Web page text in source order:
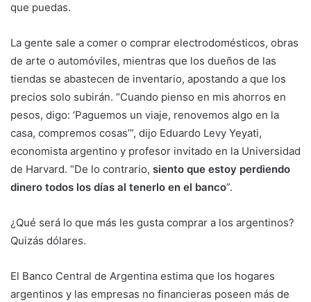
que puedas.
La gente sale a comer o comprar electrodomésticos, obras
de arte o automóviles, mientras que los dueños de las
tiendas se abastecen de inventario, apostando a que los
precios solo subirán. “Cuando pienso en mis ahorros en
pesos, digo: ‘Paguemos un viaje, renovemos algo en la
casa, compremos cosas’”, dijo Eduardo Levy Yeyati,
economista argentino y profesor invitado en la Universidad
de Harvard. “De lo contrario, siento que estoy perdiendo
dinero todos los días al tenerlo en el banco”.
¿Qué será lo que más les gusta comprar a los argentinos?
Quizás dólares.
El Banco Central de Argentina estima que los hogares
argentinos y las empresas no financieras poseen más de